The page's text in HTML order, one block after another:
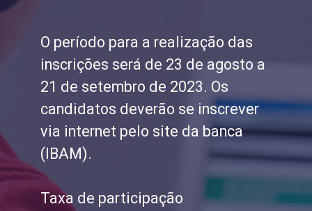
O período para a realização das
inscrições será de 23 de agosto a
21 de setembro de 2023. Os
candidatos deverão se inscrever
via internet pelo site da banca
(IBAM).
Taxa de participação